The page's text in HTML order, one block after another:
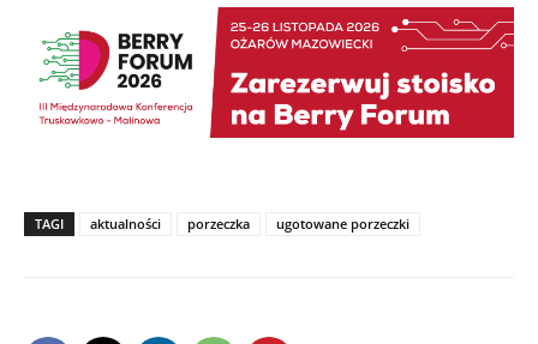
TAGI aktualności porzeczka ugotowane porzeczki